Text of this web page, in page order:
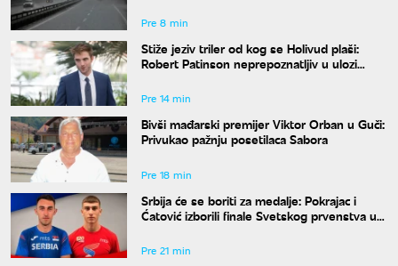
Pre 8 min
Stiže jeziv triler od kog se Holivud plaši:
Robert Patinson neprepoznatljiv u ulozi
Pre 14 min
Bivši mađarski premijer Viktor Orban u Guči:
Privukao pažnju posetilaca Sabora
Pre 18 min
Srbija će se boriti za medalje: Pokrajac i
Ćatović izborili finale Svetskog prvenstva u
Pre 21 min